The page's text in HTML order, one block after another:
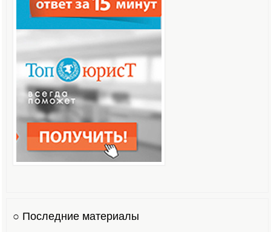
○ Последние материалы